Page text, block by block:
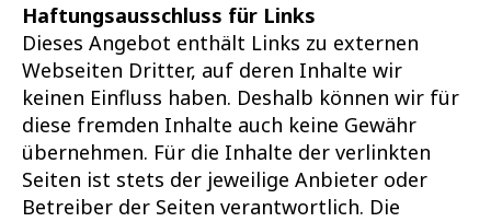
Haftungsausschluss für Links
Dieses Angebot enthält Links zu externen
Webseiten Dritter, auf deren Inhalte wir
keinen Einfluss haben. Deshalb können wir für
diese fremden Inhalte auch keine Gewähr
übernehmen. Für die Inhalte der verlinkten
Seiten ist stets der jeweilige Anbieter oder
Betreiber der Seiten verantwortlich. Die